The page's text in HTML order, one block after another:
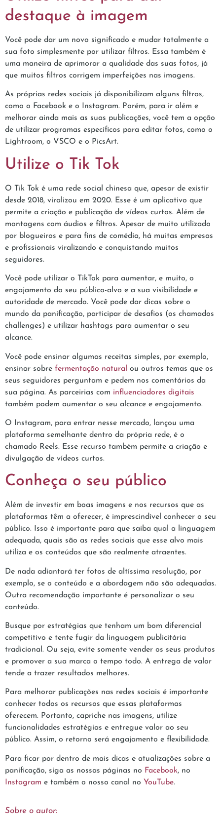
destaque à imagem
Você pode dar um novo significado e mudar totalmente a
sua foto simplesmente por utilizar filtros. Essa também é
uma maneira de aprimorar a qualidade das suas fotos, já
que muitos filtros corrigem imperfeições nas imagens.
As próprias redes sociais já disponibilizam alguns filtros,
como o Facebook e o Instagram. Porém, para ir além e
melhorar ainda mais as suas publicações, você tem a opção
de utilizar programas específicos para editar fotos, como o
Lightroom, o VSCO e o PicsArt.
Utilize o Tik Tok
O Tik Tok é uma rede social chinesa que, apesar de existir
desde 2018, viralizou em 2020. Esse é um aplicativo que
permite a criação e publicação de vídeos curtos. Além de
montagens com áudios e filtros. Apesar de muito utilizado
por blogueiros e para fins de comédia, há muitas empresas
e profissionais viralizando e conquistando muitos
seguidores.
Você pode utilizar o TikTok para aumentar, e muito, o
engajamento do seu público-alvo e a sua visibilidade e
autoridade de mercado. Você pode dar dicas sobre o
mundo da panificação, participar de desafios (os chamados
challenges) e utilizar hashtags para aumentar o seu
alcance.
Você pode ensinar algumas receitas simples, por exemplo,
ensinar sobre fermentação natural
ou outros temas que os
seus seguidores perguntam e pedem nos comentários da
sua página. As parceirias com influenciadores digitais
também podem aumentar o seu alcance e engajamento.
O Instagram, para entrar nesse mercado, lançou uma
plataforma semelhante dentro da própria rede, é o
chamado Reels. Esse recurso também permite a criação e
divulgação de vídeos curtos.
Conheça o seu público
Além de investir em boas imagens e nos recursos que as
plataformas têm a oferecer, é imprescindível conhecer o seu
público. Isso é importante para que saiba qual a linguagem
adequada, quais são as redes sociais que esse alvo mais
utiliza e os conteúdos que são realmente atraentes.
De nada adiantará ter fotos de altíssima resolução, por
exemplo, se o conteúdo e a abordagem não são adequadas.
Outra recomendação importante é personalizar o seu
conteúdo.
Busque por estratégias que tenham um bom diferencial
competitivo e tente fugir da linguagem publicitária
tradicional. Ou seja, evite somente vender os seus produtos
e promover a sua marca o tempo todo. A entrega de valor
tende a trazer resultados melhores.
Para melhorar publicações nas redes sociais é importante
conhecer todos os recursos que essas plataformas
oferecem. Portanto, capriche nas imagens, utilize
funcionalidades estratégias e entregue valor ao seu
público. Assim, o retorno será engajamento e flexibilidade.
Para ficar por dentro de mais dicas e atualizações sobre a
panificação, siga as nossas páginas no Facebook, no
Instagram e também o nosso canal no YouTube.
Sobre o autor: